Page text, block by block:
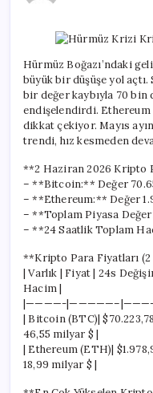
Hürmüz Boğazı’ndaki
büyük bir düşüşe yol
bir değer kaybıyla 70 bin
endişelendirdi. Ethereum
dikkat çekiyor. Mayıs
trendi, hız kesmeden
**2 Haziran 2026 Kripto
– **Bitcoin:** Değer
– **Ethereum:** Değer
– **Toplam Piyasa
– **24 Saatlik Toplam
**Kripto Para Fiyatları
| Varlık | Fiyat | 24s
Hacim |
|————-
| Bitcoin (BTC)|
46,55 milyar $ |
| Ethereum (ETH)|
18,99 milyar $ |